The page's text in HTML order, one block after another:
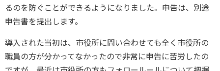
るのを防ぐことができるようになりました。申告は、別途
申告書を提出します。
導入された当初は、市役所に問い合わせても全く市役所の
職員の方が分かってなかったので非常に申告に苦労したの